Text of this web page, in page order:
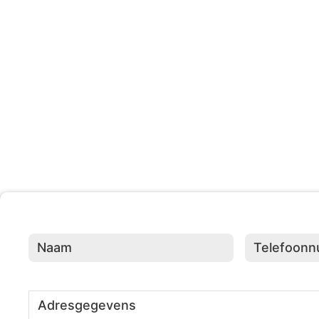
Telefoonnummer